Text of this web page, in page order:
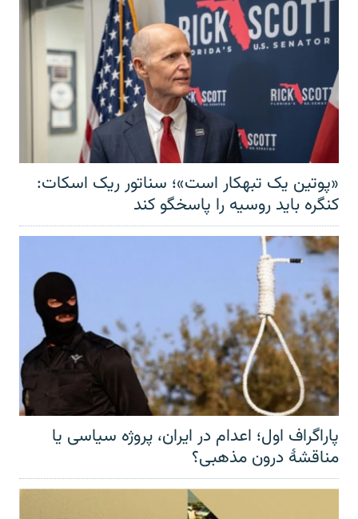
«پوتین یک تبهکار است»؛ سناتور ریک اسکات:
کنگره باید روسیه را پاسخگو کند
پاراگراف اول؛ اعدام در ایران، پروژه سیاسی یا
مناقشهٔ درون مذهبی؟